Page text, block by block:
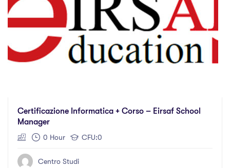
Certificazione Informatica + Corso – Eirsaf School
Manager
0 Hour CFU:0
Centro Studi